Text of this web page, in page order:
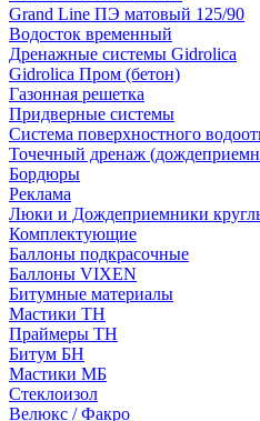
Grand Line ПЭ матовый 125/90
Водосток временный
Дренажные системы Gidrolica
Gidrolica Пром (бетон)
Газонная решетка
Придверные системы
Система поверхностного
Точечный дренаж
Бордюры
Рекламa
Люки и Дождеприемники
Комплектующие
Баллоны подкрасочные
Баллоны VIXEN
Битумные материалы
Мастики ТН
Праймеры ТН
Битум БН
Мастики МБ
Стеклоизол
Велюкс / Факро